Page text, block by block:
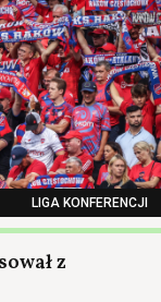
LIGA KONFERENCJI
z